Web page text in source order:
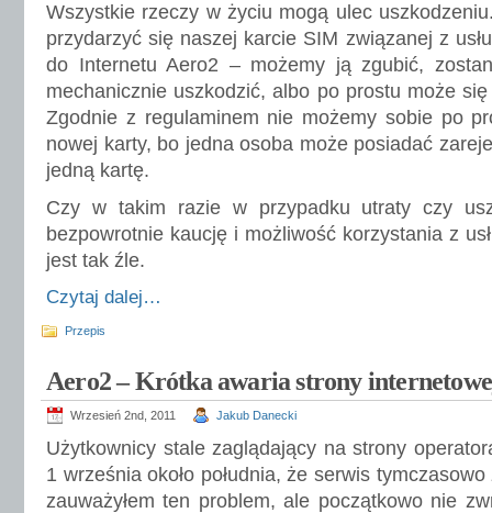
Wszystkie rzeczy w życiu mogą ulec
przydarzyć się naszej karcie SIM związanej z
do Internetu Aero2 – możemy ją zgubić,
mechanicznie uszkodzić, albo po prostu może
Zgodnie z regulaminem nie możemy sobie po
nowej karty, bo jedna osoba może posiadać
jedną kartę.
Czy w takim razie w przypadku utraty czy
bezpowrotnie kaucję i możliwość korzystania z
jest tak źle.
Czytaj dalej…
Przepis
Aero2 – Krótka awaria strony
Wrzesień 2nd, 2011 Jakub Danecki
Użytkownicy stale zaglądający na strony
1 września około południa, że serwis
zauważyłem ten problem, ale początkowo nie